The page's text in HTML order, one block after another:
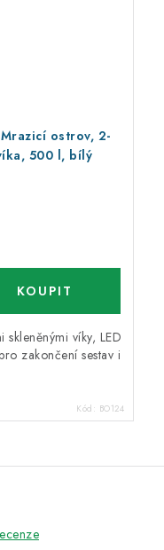
Mrazicí ostrov, 2-
500 l, bílý
víky, LED
zakončení sestav i
Kód: BO124